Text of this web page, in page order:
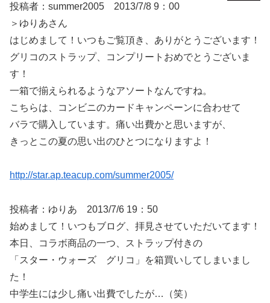
投稿者：summer2005 2013/7/8 9：00
＞ゆりあさん
はじめまして！いつもご覧頂き、ありがとうございます！
グリコのストラップ、コンプリートおめでとうございま
す！
一箱で揃えられるようなアソートなんですね。
こちらは、コンビニのカードキャンペーンに合わせて
バラで購入しています。痛い出費かと思いますが、
きっとこの夏の思い出のひとつになりますよ！
http://star.ap.teacup.com/summer2005/
投稿者：ゆりあ 2013/7/6 19：50
始めまして！いつもブログ、拝見させていただいてます！
本日、コラボ商品の一つ、ストラップ付きの
「スター・ウォーズ グリコ」を箱買いしてしまいまし
た！
中学生には少し痛い出費でしたが…（笑）